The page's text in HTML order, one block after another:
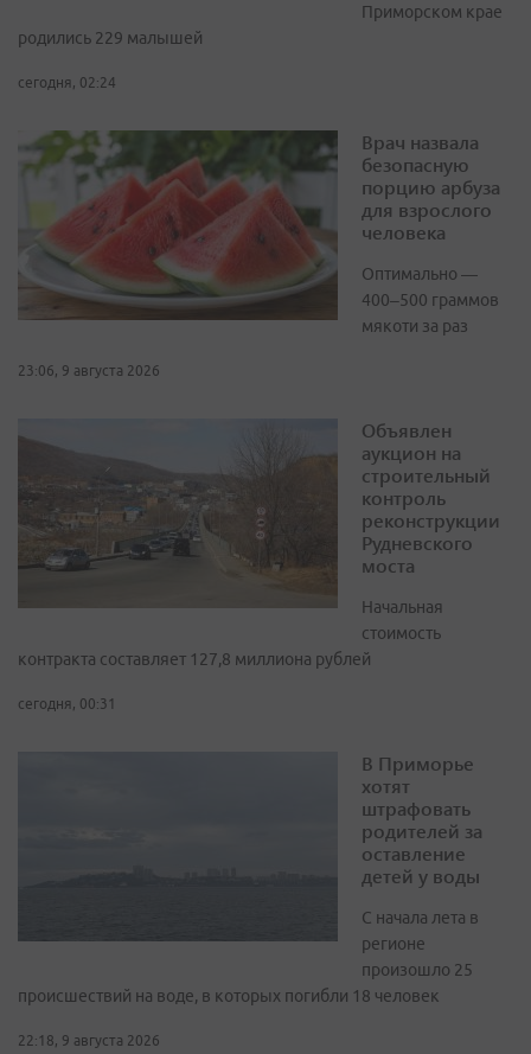
Приморском крае
родились 229 малышей
сегодня, 02:24
Врач назвала
безопасную
порцию арбуза
для взрослого
человека
Оптимально —
400–500 граммов
мякоти за раз
23:06, 9 августа 2026
Объявлен
аукцион на
строительный
контроль
реконструкции
Рудневского
моста
Начальная
стоимость
контракта составляет 127,8 миллиона рублей
сегодня, 00:31
В Приморье
хотят
штрафовать
родителей за
оставление
детей у воды
С начала лета в
регионе
произошло 25
происшествий на воде, в которых погибли 18 человек
22:18, 9 августа 2026